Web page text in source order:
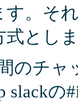
す。そ
式とし
のチャ
slackの